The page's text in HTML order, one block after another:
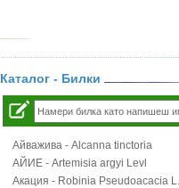
Каталог - Билки
Айважива - Alcanna tinctoria
АЙИЕ - Artemisia argyi Levl
Акация - Robinia Pseudoacacia L.